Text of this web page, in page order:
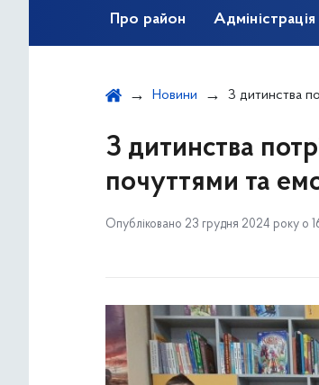
Про район Адміністрація
Новини З дитинства потрібно
З дитинства
почуттями та
Опубліковано 23 грудня 2024 року о